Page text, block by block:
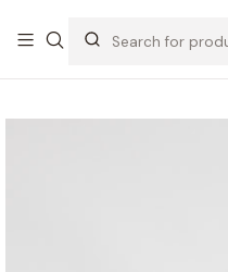
OFERTA DE PORTES DE
80€ de artigos sem promoção